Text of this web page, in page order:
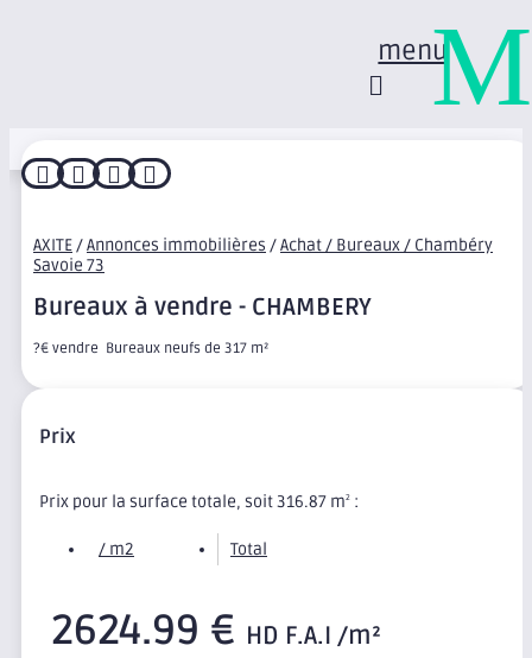
menu
   
AXITE/Annonces immobilières /Achat / Bureaux / Chambéry
Savoie 73
Bureaux à vendre - CHAMBERY
?€ vendre  Bureaux neufs de 317 m²
Prix
Prix pour la surface totale, soit 316.87 m2 :
/ m2 Total
2624.99 € HD F.A.I /m²
M